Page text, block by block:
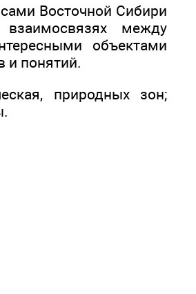
Восточной Сибири
между
объектами
и понятий.
природных зон;